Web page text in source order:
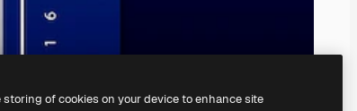
of cookies on your device to enhance site